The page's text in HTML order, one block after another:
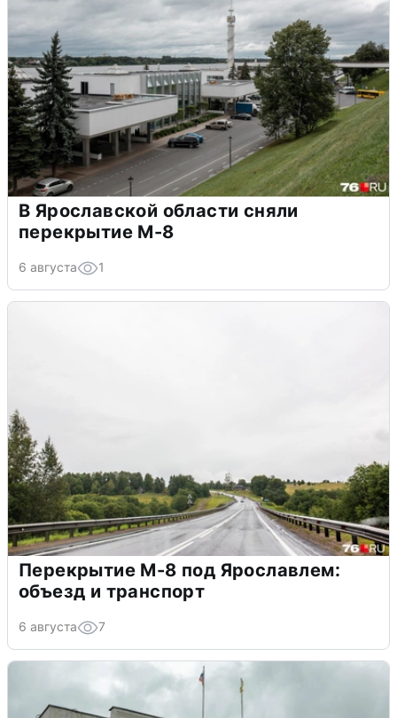
В Ярославской области сняли
перекрытие М-8
6 августа 1
Перекрытие М-8 под Ярославлем:
объезд и транспорт
6 августа 7